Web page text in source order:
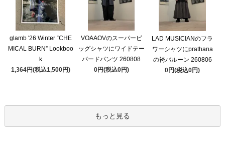
glamb '26 Winter “CHE
MICAL BURN” Lookboo
k
1,364円(税込1,500円)
VOAAOVのスーパービ
ッグシャツにワイドテー
パードパンツ 260808
0円(税込0円)
LAD MUSICIANのフラ
ワーシャツにprathana
の袴バルーン 260806
0円(税込0円)
もっと見る